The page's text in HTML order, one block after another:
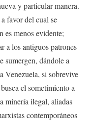
y particular manera.
favor del cual se
es menos evidente;
a los antiguos patrones
sumergen, dándole a
Venezuela, si sobrevive
el sometimiento a
minería ilegal, aliadas
contemporáneos